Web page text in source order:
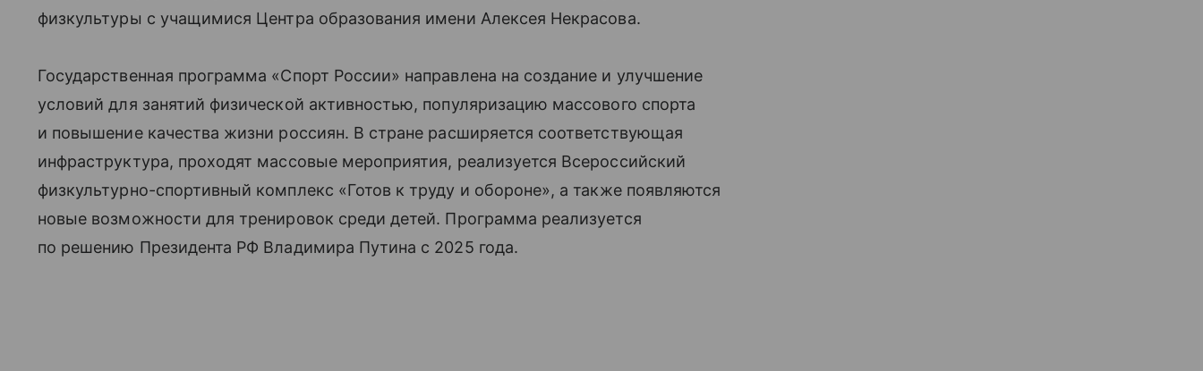
физкультуры с учащимися Центра образования имени Алексея Некрасова.
Государственная программа «Спорт России» направлена на создание и улучшение
условий для занятий физической активностью, популяризацию массового спорта
и повышение качества жизни россиян. В стране расширяется соответствующая
инфраструктура, проходят массовые мероприятия, реализуется Всероссийский
физкультурно-спортивный комплекс «Готов к труду и обороне», а также появляются
новые возможности для тренировок среди детей. Программа реализуется
по решению Президента РФ Владимира Путина с 2025 года.